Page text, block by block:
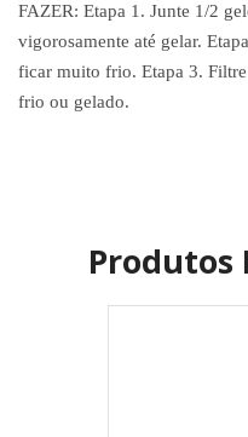
FAZER: Etapa 1. Junte 1/2
vigorosamente até gelar.
ficar muito frio. Etapa 3.
frio ou gelado.
Produtos